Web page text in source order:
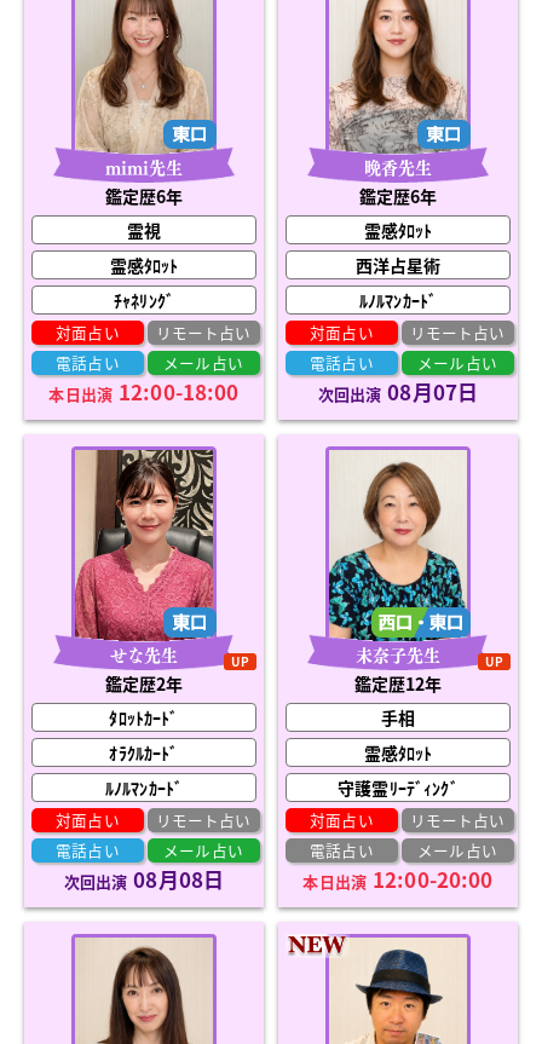
mimi先生
鑑定歴6年
霊視
霊感ﾀﾛｯﾄ
ﾁｬﾈﾘﾝｸﾞ
対面占い
リモート占い
電話占い
メール占い
本日出演 12:00-18:00
晩香先生
鑑定歴6年
霊感ﾀﾛｯﾄ
西洋占星術
ﾙﾉﾙﾏﾝｶｰﾄﾞ
対面占い
リモート占い
電話占い
メール占い
次回出演 08月07日
せな先生 UP
鑑定歴2年
ﾀﾛｯﾄｶｰﾄﾞ
ｵﾗｸﾙｶｰﾄﾞ
ﾙﾉﾙﾏﾝｶｰﾄﾞ
対面占い
リモート占い
電話占い
メール占い
次回出演 08月08日
未奈子先生 UP
鑑定歴12年
手相
霊感ﾀﾛｯﾄ
守護霊ﾘｰﾃﾞｨﾝｸﾞ
対面占い
リモート占い
電話占い
メール占い
本日出演 12:00-20:00